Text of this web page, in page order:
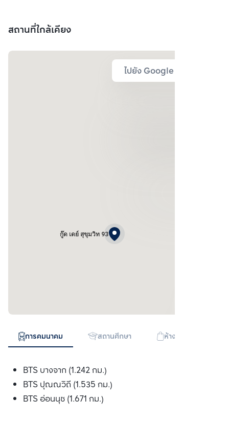
สถานที่ใกล้เคียง
ไปยัง Google Map
กู๊ด เดย์ สุขุมวิท 93
การคมนาคม สถานศึกษา ห้างสรรพสินค้า
BTS บางจาก (1.242 กม.)
BTS ปุณณวิถี (1.535 กม.)
BTS อ่อนนุช (1.671 กม.)